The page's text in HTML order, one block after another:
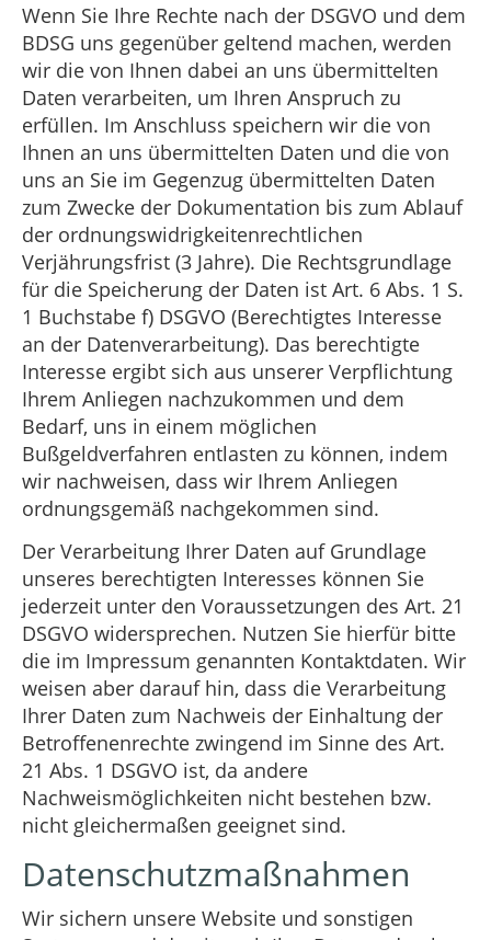
Wenn Sie Ihre Rechte nach der DSGVO und dem
BDSG uns gegenüber geltend machen, werden
wir die von Ihnen dabei an uns übermittelten
Daten verarbeiten, um Ihren Anspruch zu
erfüllen. Im Anschluss speichern wir die von
Ihnen an uns übermittelten Daten und die von
uns an Sie im Gegenzug übermittelten Daten
zum Zwecke der Dokumentation bis zum Ablauf
der ordnungswidrigkeitenrechtlichen
Verjährungsfrist (3 Jahre). Die Rechtsgrundlage
für die Speicherung der Daten ist Art. 6 Abs. 1 S.
1 Buchstabe f) DSGVO (Berechtigtes Interesse
an der Datenverarbeitung). Das berechtigte
Interesse ergibt sich aus unserer Verpflichtung
Ihrem Anliegen nachzukommen und dem
Bedarf, uns in einem möglichen
Bußgeldverfahren entlasten zu können, indem
wir nachweisen, dass wir Ihrem Anliegen
ordnungsgemäß nachgekommen sind.
Der Verarbeitung Ihrer Daten auf Grundlage
unseres berechtigten Interesses können Sie
jederzeit unter den Voraussetzungen des Art. 21
DSGVO widersprechen. Nutzen Sie hierfür bitte
die im Impressum genannten Kontaktdaten. Wir
weisen aber darauf hin, dass die Verarbeitung
Ihrer Daten zum Nachweis der Einhaltung der
Betroffenenrechte zwingend im Sinne des Art.
21 Abs. 1 DSGVO ist, da andere
Nachweismöglichkeiten nicht bestehen bzw.
nicht gleichermaßen geeignet sind.
Datenschutzmaßnahmen
Wir sichern unsere Website und sonstigen